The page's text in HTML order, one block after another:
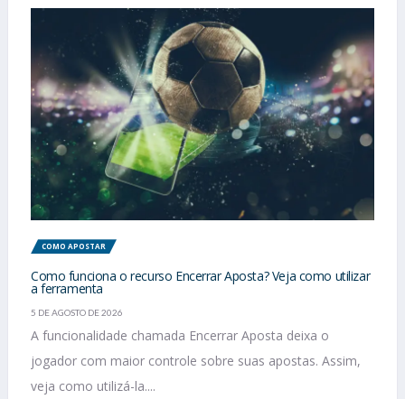
COMO APOSTAR
Como funciona o recurso Encerrar Aposta? Veja como utilizar
a ferramenta
5 DE AGOSTO DE 2026
A funcionalidade chamada Encerrar Aposta deixa o
jogador com maior controle sobre suas apostas. Assim,
veja como utilizá-la....